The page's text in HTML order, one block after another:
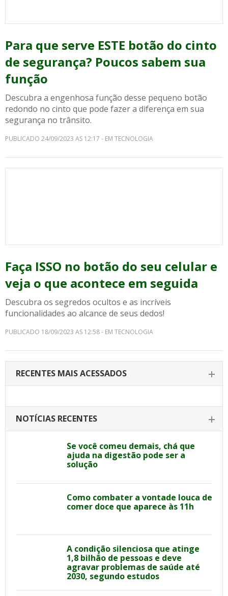
Para que serve ESTE botão do cinto
de segurança? Poucos sabem sua
função
Descubra a engenhosa função desse pequeno botão
redondo no cinto que pode fazer a diferença em sua
segurança no trânsito.
PUBLICADO 24/09/2023 AS 12:17 - EM TECNOLOGIA
Faça ISSO no botão do seu celular e
veja o que acontece em seguida
Descubra os segredos ocultos e as incríveis
funcionalidades ao alcance de seus dedos!
PUBLICADO 18/09/2023 AS 12:58 - EM TECNOLOGIA
RECENTES MAIS ACESSADOS
NOTÍCIAS RECENTES
Se você comeu demais, chá que
ajuda na digestão pode ser a
solução
Como combater a vontade louca de
comer doce que aparece às 11h
A condição silenciosa que atinge
1,8 bilhão de pessoas e deve
agravar problemas de saúde até
2030, segundo estudos